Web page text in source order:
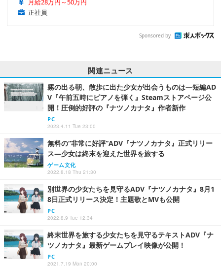
月給28万円～50万円
正社員
Sponsored by
関連ニュース
霧の出る朝、散歩に出た少女が出会うものは―短編AD
V『午前五時にピアノを弾く』Steamストアページ公
開！圧倒的好評の『ナツノカナタ』作者新作
PC
2023.4.11 Tue 23:00
無料の“非常に好評”ADV『ナツノカナタ』正式リリー
ス―少女は終末を迎えた世界を旅する
ゲーム文化
2022.8.18 Thu 21:30
別世界の少女たちを見守るADV『ナツノカナタ』8月1
8日正式リリース決定！主題歌とMVも公開
PC
2022.8.9 Tue 12:34
終末世界を旅する少女たちを見守るテキストADV『ナ
ツノカナタ』最新ゲームプレイ映像が公開！
PC
2021.7.19 Mon 20:00